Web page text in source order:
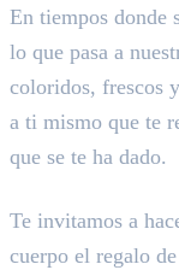
En tiempos donde
lo que pasa a
coloridos, frescos
a ti mismo que te
que se te ha dado.
Te invitamos a
cuerpo el regalo